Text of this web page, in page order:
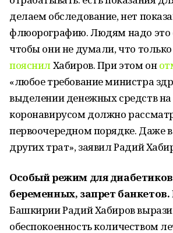
делаем обследование, нет
флюорографию. Людям надо это
чтобы они не думали, что
пояснилХабиров. При этом он
«любое требование министра
выделении денежных средств на
коронавирусом должно
первоочередном порядке. Даже
других трат», заявил Радий
Особый режим для
беременных, запрет банкетов.
Башкирии Радий Хабиров
обеспокоенность количеством